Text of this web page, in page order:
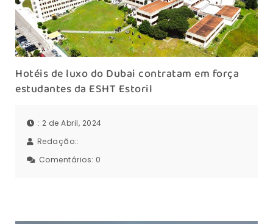
Hotéis de luxo do Dubai contratam em força
estudantes da ESHT Estoril
: 2 de Abril, 2024
Redação::
Comentários: 0